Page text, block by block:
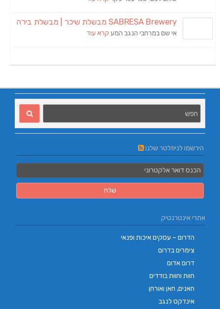
SABRESA Brewery מבשלת שיכר | מבשלת בירה
אי שם במרחבי הנגב המע קרא עוד
הירשמו לניוזלטר שלנו
אתרי אינטרנטיק
הדרום – עסקים איכות ופנאי
צימרים בדרום
דרום אדום
חוות וחוות בודדים
חאנים, חאן ואורחן
אינדקס לנגב